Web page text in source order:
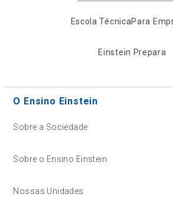
Escola TécnicaPara
Einstein Prepara
O Ensino Einstein
Sobre a Sociedade
Sobre o Ensino Einstein
Nossas Unidades